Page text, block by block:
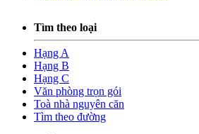
Tìm theo loại
Hạng A
Hạng B
Hạng C
Văn phòng trọn gói
Toà nhà nguyên căn
Tìm theo đường